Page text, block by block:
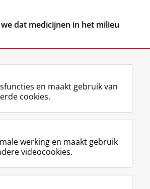
dat medicijnen in het milieu
RUG
F
a
e
b
o
L
i
k
e
I
R
S
-
f
e
I
n
t
r
Y
o
T
e
en maakt gebruik van
cookies.
werking en maakt gebruik
videocookies.